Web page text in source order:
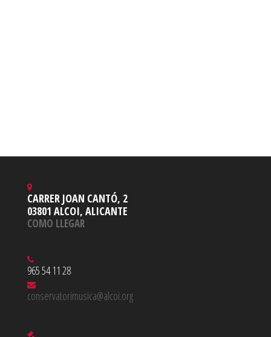
CARRER JOAN CANTÓ, 2
03801 ALCOI, ALICANTE
COMO LLEGAR
965 54 11 28
conservatorimusica@alcoi.org